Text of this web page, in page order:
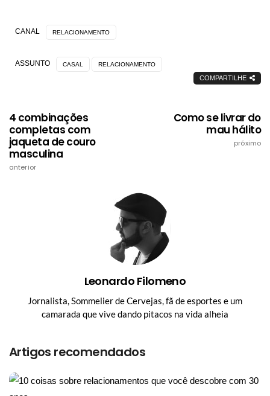
CANAL RELACIONAMENTO
ASSUNTO CASAL RELACIONAMENTO
COMPARTILHE
4 combinações
completas com
jaqueta de couro
masculina
anterior
Como se livrar do
mau hálito
próximo
Leonardo Filomeno
Jornalista, Sommelier de Cervejas, fã de esportes e um
camarada que vive dando pitacos na vida alheia
Artigos recomendados